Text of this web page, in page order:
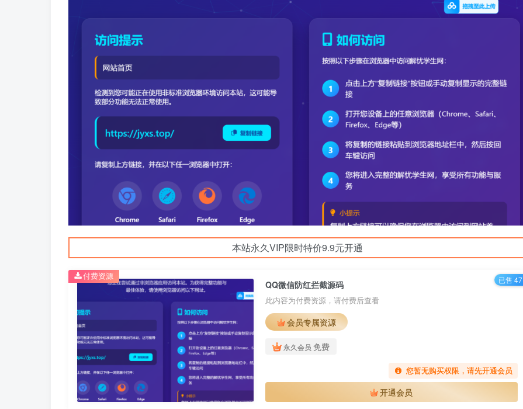
本站永久VIP限时特价9.9元开通
QQ微信防红拦截源码
此内容为付费资源，请付费后查看
会员专属资源
永久会员 免费
您暂无购买权限，请先开通会员
开通会员
付费资源 已售 47